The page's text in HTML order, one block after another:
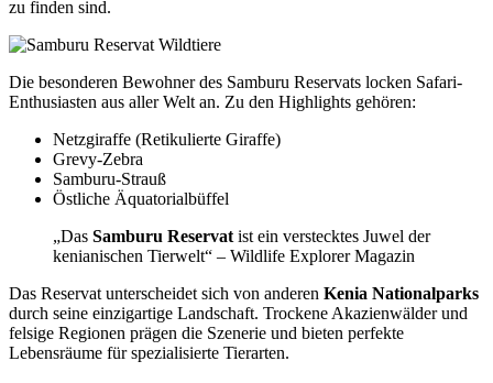
zu finden sind.
Die besonderen Bewohner des Samburu Reservats locken Safari-
Enthusiasten aus aller Welt an. Zu den Highlights gehören:
Netzgiraffe (Retikulierte Giraffe)
Grevy-Zebra
Samburu-Strauß
Östliche Äquatorialbüffel
„Das Samburu Reservat ist ein verstecktes Juwel der
kenianischen Tierwelt“ – Wildlife Explorer Magazin
Das Reservat unterscheidet sich von anderen Kenia Nationalparks
durch seine einzigartige Landschaft. Trockene Akazienwälder und
felsige Regionen prägen die Szenerie und bieten perfekte
Lebensräume für spezialisierte Tierarten.